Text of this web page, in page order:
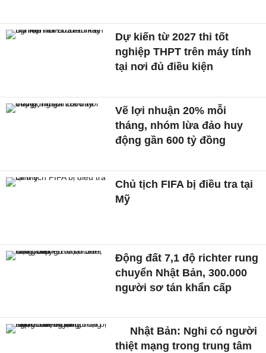
Dự kiến từ 2027 thi tốt
nghiệp THPT trên máy tính
tại nơi đủ điều kiện
Vẽ lợi nhuận 20% mỗi
tháng, nhóm lừa đảo huy
động gần 600 tỷ đồng
Chủ tịch FIFA bị điều tra tại
Mỹ
Động đất 7,1 độ richter rung
chuyển Nhật Bản, 300.000
người sơ tán khẩn cấp
Nhật Bản: Nghi có người
thiệt mạng trong trung tâm